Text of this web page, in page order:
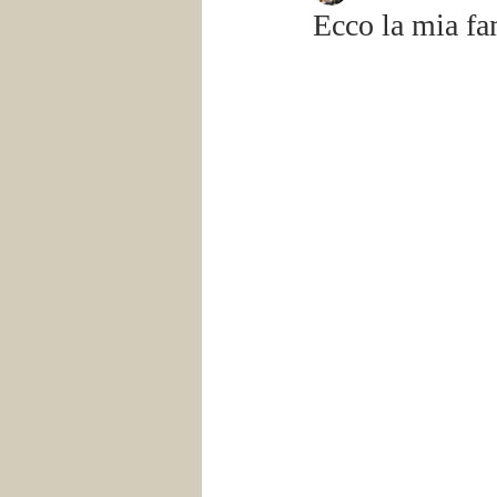
Ecco la mia